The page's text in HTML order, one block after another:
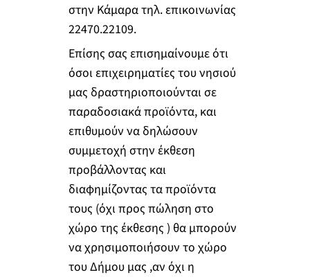
στην Κάμαρα τηλ. επικοινωνίας
22470.22109.
Επίσης σας επισημαίνουμε ότι
όσοι επιχειρηματίες του νησιού
μας δραστηριοποιούνται σε
παραδοσιακά προϊόντα, και
επιθυμούν να δηλώσουν
συμμετοχή στην έκθεση
προβάλλοντας και
διαφημίζοντας τα προϊόντα
τους (όχι προς πώληση στο
χώρο της έκθεσης ) θα μπορούν
να χρησιμοποιήσουν το χώρο
του Δήμου μας ,αν όχι η